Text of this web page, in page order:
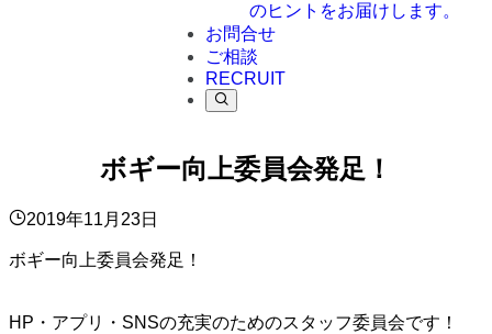
のヒントをお届けします。
お問合せ
ご相談
RECRUIT
ボギー向上委員会発足！
2019年11月23日
ボギー向上委員会発足！
HP・アプリ・SNSの充実のためのスタッフ委員会です！